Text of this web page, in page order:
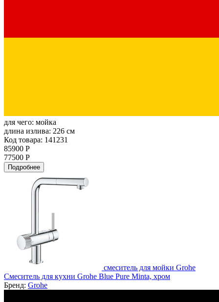
для чего: мойка
длина излива: 226 см
Код товара: 141231
85900 Р
77500 Р
Подробнее
смеситель для мойки Grohe
Смеситель для кухни Grohe Blue Pure Minta, хром
Бренд: Grohe